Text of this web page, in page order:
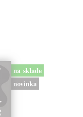
na sklade
novinka